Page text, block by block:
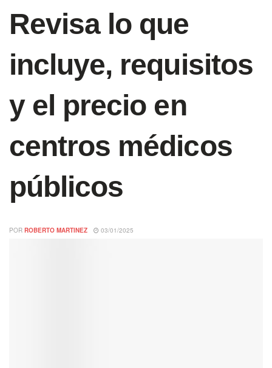
Revisa lo que
incluye, requisitos
y el precio en
centros médicos
públicos
POR ROBERTO MARTINEZ 03/01/2025